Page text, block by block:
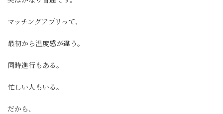
マッチングアプリって、
最初から温度感が違う。
同時進行もある。
忙しい人もいる。
だから、